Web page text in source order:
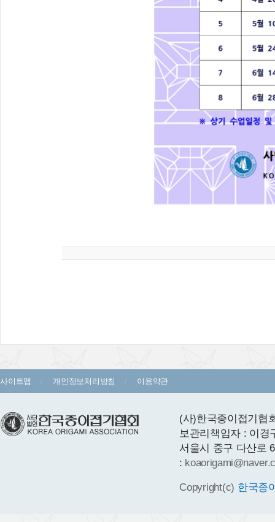
사이트맵 개인정보처리방침 이용약관
(사)한국종이접기
보관리책임자 : 이경
서울시 중구 다산로
:
Copyright(c) 한국종